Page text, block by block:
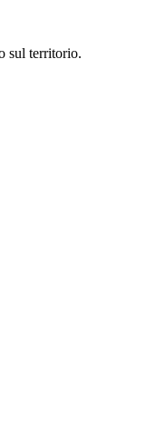
sul territorio.